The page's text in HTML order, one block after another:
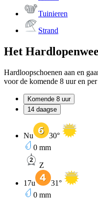
Tuinieren
Strand
Het
Hardloopschoenen aan en
voor de komende 8 uur en
Komende 8 uur
14 daagse
Nu 30°
0 mm
Z
17u 31°
0 mm